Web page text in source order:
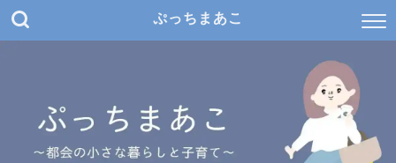
ぷっちまあこ